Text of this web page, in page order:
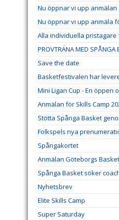
Nu öppnar vi upp anmälan
Nu öppnar vi upp anmäla
Alla individuella
PROVTRÄNA MED SPÅNGA
Save the date
Basketfestivalen har
Mini Ligan Cup - En
Anmälan för Skills Camp
Stötta Spånga Basket
Folkspels nya
Spångakortet
Anmälan Göteborgs
Spånga Basket söker
Nyhetsbrev
Elite Skills Camp
Super Saturday